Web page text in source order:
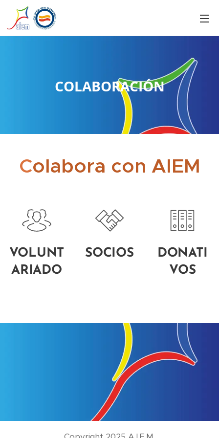
COLABORACIÓN
Colabora con AIEM
VOLUNT
ARIADO
SOCIOS
DONATI
VOS